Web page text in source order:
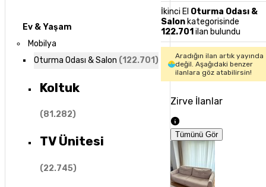
Ev & Yaşam
Mobilya
Oturma Odası & Salon (122.701)
Koltuk
(81.282)
TV Ünitesi
(22.745)
İkinci El Oturma Odası &
Salon kategorisinde
122.701 ilan bulundu
Aradığın ilan artık yayında
değil. Aşağıdaki benzer
ilanlara göz atabilirsin!
Zirve İlanlar
Tümünü Gör